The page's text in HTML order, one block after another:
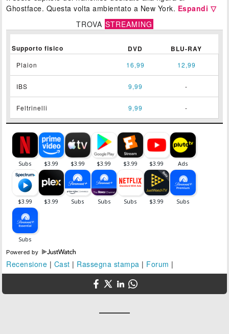
Ghostface. Questa volta ambientato a New York. Espandi ▽
TROVA STREAMING
Supporto fisico DVD BLU-RAY
Plaion 16,99 12,99
IBS 9,99 -
Feltrinelli 9,99 -
Powered by
Recensione | Cast | Rassegna stampa | Forum |